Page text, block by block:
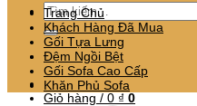
Tìm
kiếm:
Giỏ hàng / 0 ₫ 0
Trang Chủ
Khách Hàng Đã Mua
Gối Tựa Lưng
Đệm Ngồi Bệt
Gối Sofa Cao Cấp
Khăn Phủ Sofa